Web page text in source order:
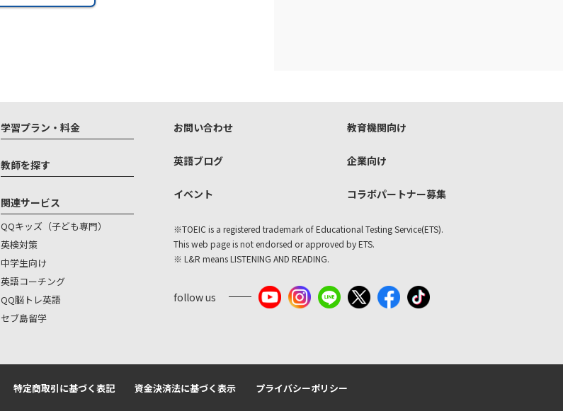
学習プラン・料金
教師を探す
関連サービス
QQキッズ（子ども専門）
英検対策
中学生向け
英語コーチング
QQ脳トレ英語
セブ島留学
お問い合わせ
英語ブログ
イベント
教育機関向け
企業向け
コラボパートナー募集
※TOEIC is a registered trademark of Educational Testing Service(ETS).
This web page is not endorsed or approved by ETS.
※ L&R means LISTENING AND READING.
follow us
特定商取引に基づく表記 資金決済法に基づく表示 プライバシーポリシー